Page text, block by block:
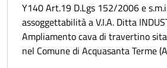
Y140 Art.19 D.Lgs 152/2006 e
assoggettabilità a V.I.A. Ditta
Ampliamento cava di travertino
nel Comune di Acquasanta Terme